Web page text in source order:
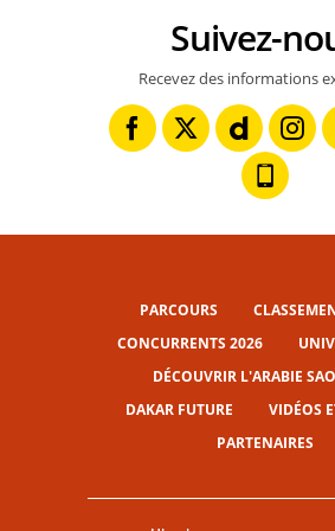
Suivez-
Recevez des informations
PARCOURS
CONCURRENTS 2026
DÉCOUVRIR L'ARABIE
DAKAR FUTURE
VIDÉOS
PARTENAIRES